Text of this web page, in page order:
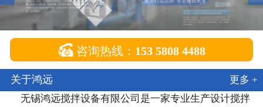
联系我们
 咨询热线： 153 5808 4488
关于鸿远
更多 +
无锡鸿远搅拌设备有限公司是一家专业生产设计搅拌